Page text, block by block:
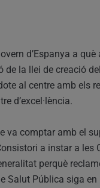
d’Espanya a
de la llei de creació
al centre amb els
d’excel·lència.
va comptar amb el
a instar a les
perquè
Salut Pública siga